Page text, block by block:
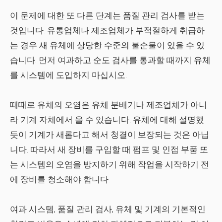
이 문제에 대한 또 다른 단계는 품질 관리 검사를 받는
것입니다. 유통업체나 제조업체가 부적절하게 취급하
는 경우 새 유체에 상당한 수준의 불순물이 있을 수 있
습니다. 먼저 여과하고 순도 검사를 통과할 때까지 유체
를 시스템에 도입하지 마십시오.
때때로 유체의 오염은 유체 분배기나 제조업체가 아니
라 기계 자체에서 올 수 있습니다. 유체에 대해 설명했
듯이 기계가 새롭다고 해서 청결이 보장되는 것은 아닙
니다. 따라서 새 장비를 구입할 때 펌프 및 인접 부품 또
는 시스템의 오염을 방지하기 위해 작업을 시작하기 전
에 장비를 청소해야 합니다.
여과 시스템, 품질 관리 검사, 유체 및 기계의 기본적인